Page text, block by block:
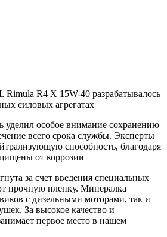
R4 X 15W-40 разрабатывалось
силовых агрегатах
уделил особое внимание сохранению
всего срока службы. Эксперты
способность, благодаря
от коррозии
за счет введения специальных
прочную пленку. Минералка
с дизельными моторами, так и
За высокое качество и
первое место в нашем